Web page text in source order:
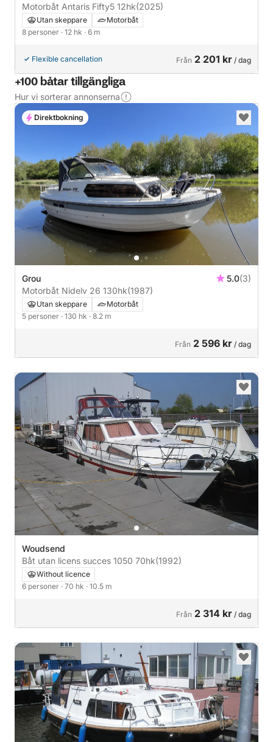
Motorbåt Antaris Fifty5 12hk(2025)
Utan skeppare
Motorbåt
8 personer · 12 hk · 6 m
Flexible cancellation Från 2 201 kr / dag
+100 båtar tillgängliga
Hur vi sorterar annonserna
Grou 5.0(3)
Motorbåt Nidelv 26 130hk(1987)
Utan skeppare
Motorbåt
5 personer · 130 hk · 8.2 m
Från 2 596 kr / dag
Direktbokning
Woudsend
Båt utan licens succes 1050 70hk(1992)
Without licence
6 personer · 70 hk · 10.5 m
Från 2 314 kr / dag